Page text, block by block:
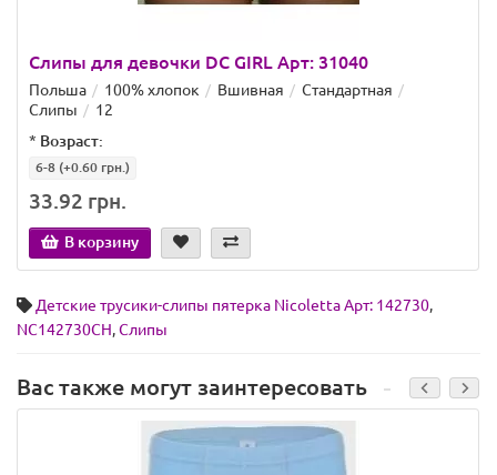
Слипы для девочки DC GIRL Арт: 31040
Польша 100% хлопок Вшивная
Стандартная
Слипы
12
* Возраст:
6-8 (+0.60 грн.)
33.92 грн.
В корзину
Детские трусики-слипы пятерка Nicoletta Арт: 142730,
NC142730CH,Слипы
Вас также могут заинтересовать